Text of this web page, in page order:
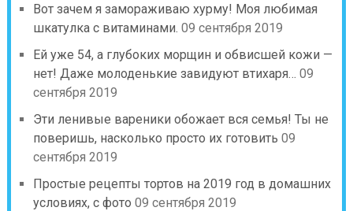
Вот зачем я замораживаю хурму! Моя любимая
шкатулка с витаминами. 09 сентября 2019
Ей уже 54, а глубоких морщин и обвисшей кожи —
нет! Даже молоденькие завидуют втихаря… 09
сентября 2019
Эти ленивые вареники обожает вся семья! Ты не
поверишь, насколько просто их готовить 09
сентября 2019
Простые рецепты тортов на 2019 год в домашних
условиях, с фото 09 сентября 2019